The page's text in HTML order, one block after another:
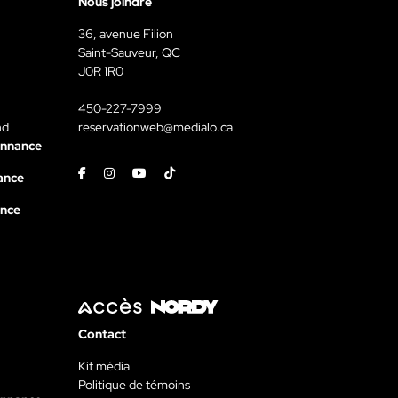
36, avenue Filion
Saint-Sauveur, QC
J0R 1R0
450-227-7999
reservationweb@medialo.ca
FacebookInstagramYoutubeTiktok
Contact
Kit média
Politique de témoins